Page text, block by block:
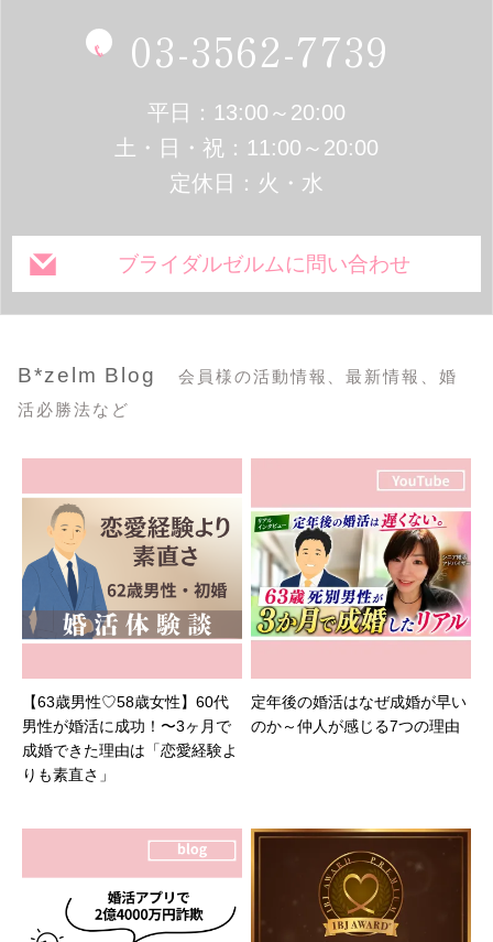
03-3562-7739
平日：13:00～20:00
土・日・祝：11:00～20:00
定休日：火・水
ブライダルゼルムに問い合わせ
B*zelm Blog
会員様の活動情報、最新情報、婚
活必勝法など
【63歳男性♡58歳女性】60代
男性が婚活に成功！〜3ヶ月で
成婚できた理由は「恋愛経験よ
りも素直さ」
定年後の婚活はなぜ成婚が早い
のか～仲人が感じる7つの理由